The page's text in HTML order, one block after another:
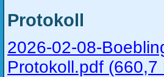
Protokoll
2026-02-08-
Protokoll.pdf (660,7